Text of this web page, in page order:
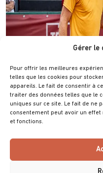
Gérer le
Pour offrir les meilleures
telles que les cookies pour
appareils. Le fait de consentir à
traiter des données telles que le
uniques sur ce site. Le fait de ne
consentement peut avoir un
et fonctions.
@